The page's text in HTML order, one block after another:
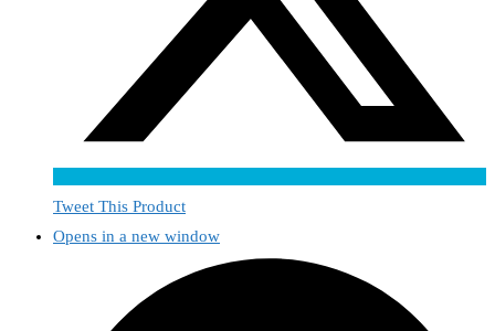
Tweet This Product
Opens in a new window